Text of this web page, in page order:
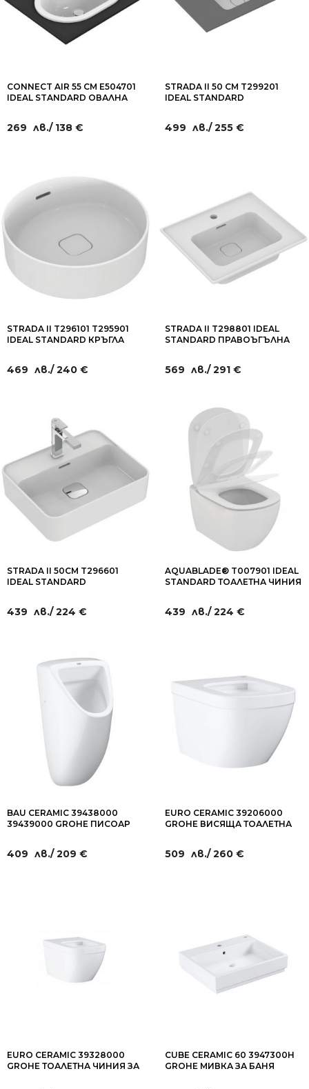
CONNECT AIR 55 CM E504701
IDEAL STANDARD ОВАЛНА
269 лв./ 138 €
STRADA II 50 СМ T299201
IDEAL STANDARD
ВГРАЖДАНЕ ПОД ПЛОТ
499 лв./ 255 €
STRADA II T296101 T295901
IDEAL STANDARD КРЪГЛА
ВЪРХУ ПЛОТ
469 лв./ 240 €
STRADA II T298801 IDEAL
STANDARD ПРАВОЪГЪЛНА
ШКАФ 54СМ
569 лв./ 291 €
STRADA II 50СМ T296601
IDEAL STANDARD
МОНТАЖ ВЪРХУ МЕБЕЛ
439 лв./ 224 €
AQUABLADE® T007901 IDEAL
STANDARD ТОАЛЕТНА ЧИНИЯ
439 лв./ 224 €
BAU CERAMIC 39438000
39439000 GROHE ПИСОАР
ЗАХВАНВАНЕ
409 лв./ 209 €
EURO CERAMIC 39206000
GROHE ВИСЯЩА ТОАЛЕТНА
ПРОСТРАНСТВА
509 лв./ 260 €
EURO CERAMIC 39328000
GROHE ТОАЛЕТНА ЧИНИЯ ЗА
CUBE CERAMIC 60 3947300H
GROHE МИВКА ЗА БАНЯ